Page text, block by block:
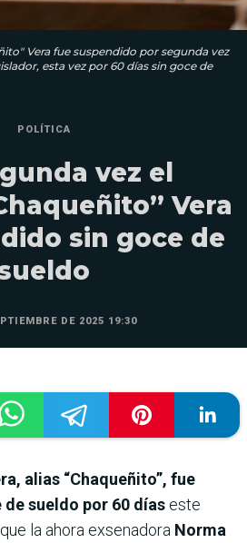
Vera fue suspendido por segunda vez
esta vez por 60 días sin goce de
POLÍTICA
vez el
Vera
sin goce de
DE 2025 19:30
alias “Chaqueñito”, fue
sueldo por 60 días este
la ahora exsenadora Norma